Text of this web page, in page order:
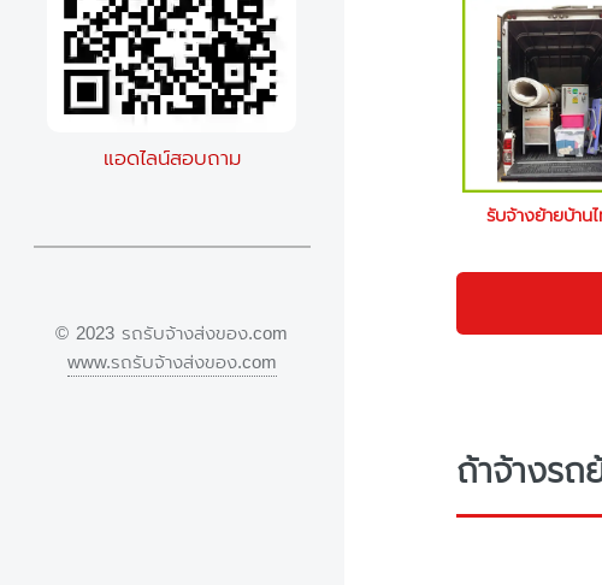
รับจ้างย้ายบ้าน
ถ้าจ้างร
แอดไลน์สอบถาม
© 2023 รถรับจ้างส่งของ.com
www.รถรับจ้างส่งของ.com